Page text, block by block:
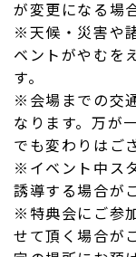
が変更になる場
※天候・災害や
ベントがやむを
す。
※会場までの交
なります。万が
でも変わりはご
※イベント中ス
誘導する場合が
※特典会にご参
せて頂く場合が